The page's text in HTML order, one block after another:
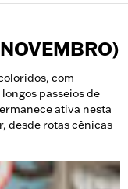
com
passeios de
ativa nesta
desde rotas cênicas